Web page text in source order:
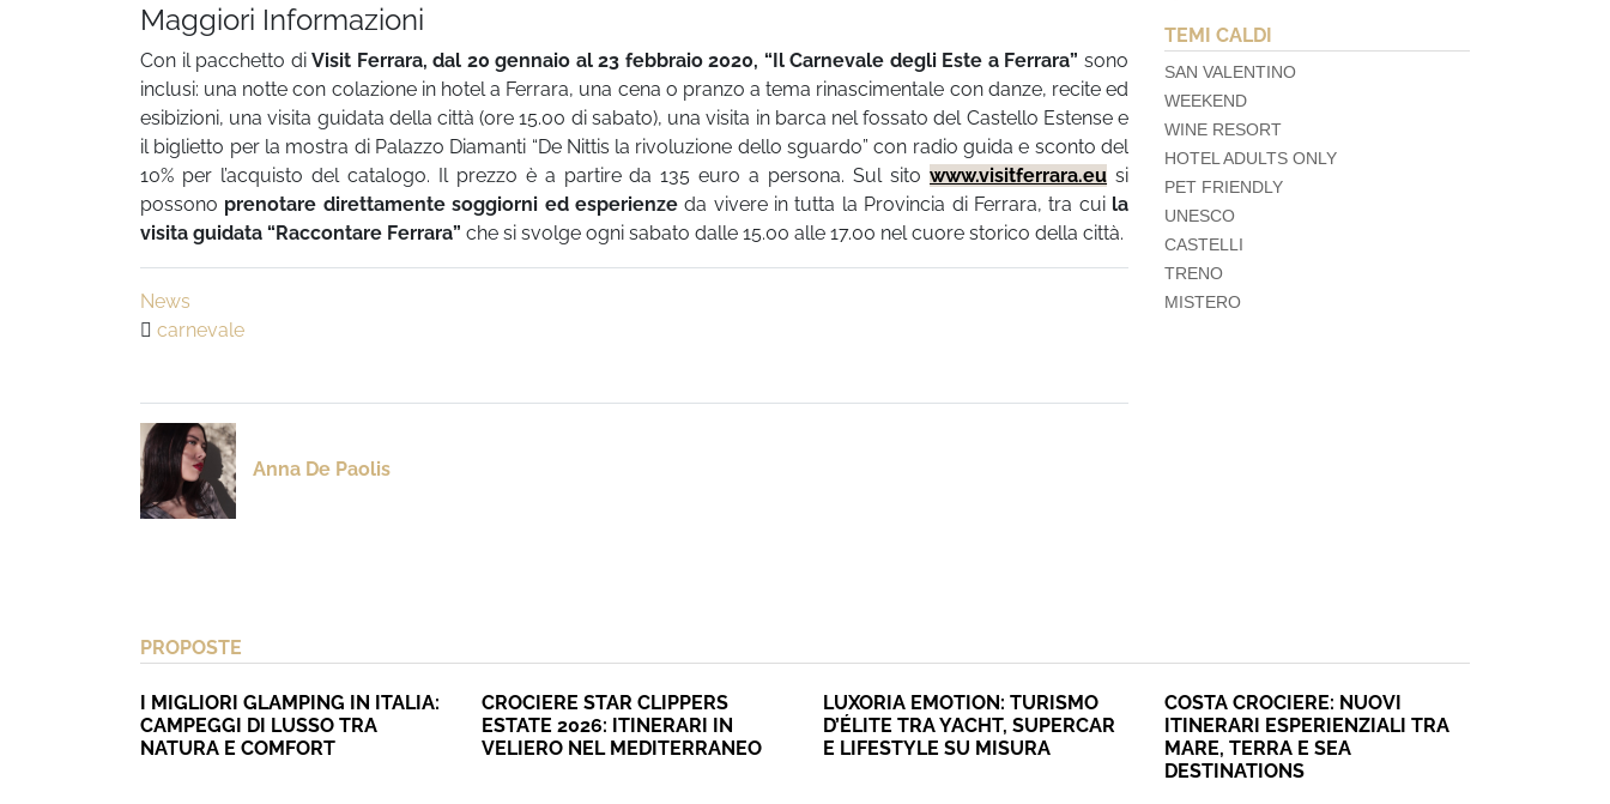
Maggiori Informazioni
Con il pacchetto diVisit Ferrara, dal 20 gennaio al 23 febbraio 2020, “Il Carnevale degli Este a Ferrara”sono
inclusi: una notte con colazione in hotel a Ferrara, una cena o pranzo a tema rinascimentale con danze, recite ed
esibizioni, una visita guidata della città (ore 15.00 di sabato), una visita in barca nel fossato del Castello Estense e
il biglietto per la mostra di Palazzo Diamanti “De Nittis la rivoluzione dello sguardo” con radio guida e sconto del
10% per l’acquisto del catalogo. Il prezzo è a partire da 135 euro a persona. Sul sitowww.visitferrara.eu si
possono prenotare direttamente soggiorni ed esperienzeda vivere in tutta la Provincia di Ferrara, tra cui la
visita guidata “Raccontare Ferrara” che si svolge ogni sabato dalle 15.00 alle 17.00 nel cuore storico della città.
News
carnevale
Anna De Paolis
TEMI CALDI
SAN VALENTINO
WEEKEND
WINE RESORT
HOTEL ADULTS ONLY
PET FRIENDLY
UNESCO
CASTELLI
TRENO
MISTERO
PROPOSTE
I MIGLIORI GLAMPING IN ITALIA:
CAMPEGGI DI LUSSO TRA
NATURA E COMFORT
CROCIERE STAR CLIPPERS
ESTATE 2026: ITINERARI IN
VELIERO NEL MEDITERRANEO
LUXORIA EMOTION: TURISMO
D’ÉLITE TRA YACHT, SUPERCAR
E LIFESTYLE SU MISURA
COSTA CROCIERE: NUOVI
ITINERARI ESPERIENZIALI TRA
MARE, TERRA E SEA
DESTINATIONS